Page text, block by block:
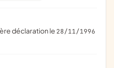
déclaration le 28/11/1996